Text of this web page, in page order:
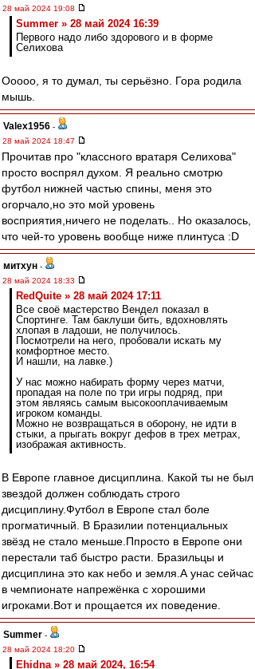
28 май 2024 19:08
Summer » 28 май 2024 16:39
Первого надо либо здорового и в форме
Селихова
Ооооо, я то думал, ты серьёзно. Гора родила
мышь.
Valex1956 -
28 май 2024 18:47
Прочитав про "классного вратаря Селихова"
просто воспрял духом. Я реально смотрю
футбол нижней частью спины, меня это
огорчало,но это мой уровень
восприятия,ничего не поделать.. Но оказалось,
что чей-то уровень вообще ниже плинтуса :D
митхун -
28 май 2024 18:33
RedQuite » 28 май 2024 17:11
Все своё мастерство Вендел показал в
Спортинге. Там баклуши бить, вдохновлять
хлопая в ладоши, не получилось.
Посмотрели на него, пробовали искать му
комфортное место.
И нашли, на лавке.)
У нас можно набирать форму через матчи,
пропадая на поле по три игры подряд, при
этом являясь самым высокооплачиваемым
игроком команды.
Можно не возвращаться в оборону, не идти в
стыки, а прыгать вокруг дефов в трех метрах,
изображая активность.
В Европе главное дисциплина. Какой ты не был
звездой должен соблюдать строго
дисциплину.Футбол в Европе стал боле
прогматичный. В Бразилии потенциальных
звёзд не стало меньше.Ппросто в Европе они
перестали таб быстро расти. Бразильцы и
дисциплина это как небо и земля.А унас сейчас
в чемпионате напрежёнка с хорошими
игроками.Вот и прощается их поведение.
Summer -
28 май 2024 18:20
Ehidna » 28 май 2024, 16:54